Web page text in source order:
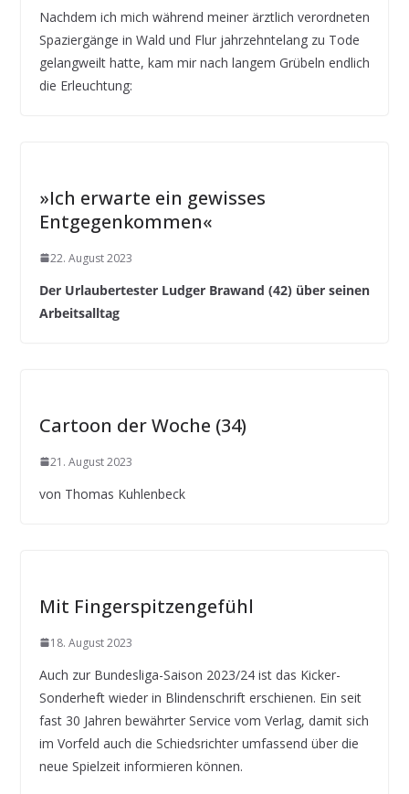
Nachdem ich mich während meiner ärztlich verordneten
Spaziergänge in Wald und Flur jahrzehntelang zu Tode
gelangweilt hatte, kam mir nach langem Grübeln endlich
die Erleuchtung:
»Ich erwarte ein gewisses
Entgegenkommen«
22. August 2023
Der Urlaubertester Ludger Brawand (42) über seinen
Arbeitsalltag
Cartoon der Woche (34)
21. August 2023
von Thomas Kuhlenbeck
Mit Fingerspitzengefühl
18. August 2023
Auch zur Bundesliga-Saison 2023/24 ist das Kicker-
Sonderheft wieder in Blindenschrift erschienen. Ein seit
fast 30 Jahren bewährter Service vom Verlag, damit sich
im Vorfeld auch die Schiedsrichter umfassend über die
neue Spielzeit informieren können.